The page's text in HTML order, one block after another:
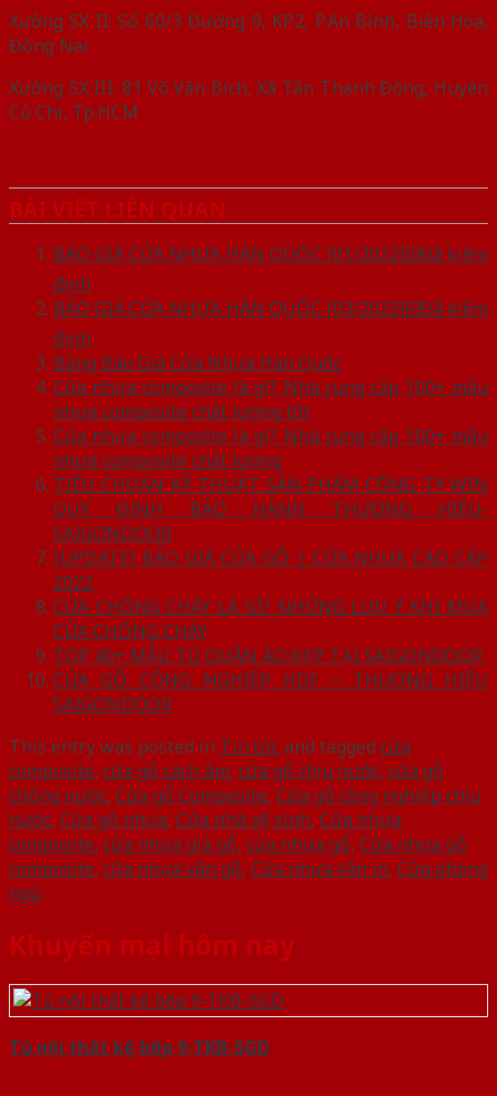
Xưởng SX II: Số 60/3 Đường 9, KP2, P.An Bình, Biên Hòa,
Đồng Nai
Xưởng SX III: 81 Võ Văn Bích, Xã Tân Thạnh Đông, Huyện
Củ Chi, Tp.HCM
BÀI VIẾT LIÊN QUAN
BÁO GIÁ CỬA NHỰA HÀN QUỐC [01/2022]☑️Đã kiểm
định
BÁO GIÁ CỬA NHỰA HÀN QUỐC [03/2022]☑️Đã kiểm
định
Bảng Báo Giá Cửa Nhựa Hàn Quốc
Cửa nhựa composite là gì? Nhà cung cấp 100+ mẫu
nhựa composite chất lượng tốt
Cửa nhựa composite là gì? Nhà cung cấp 100+ mẫu
nhựa composite chất lượng
TIÊU CHUẨN KỸ THUẬT SẢN PHẨM CÔNG TY WIN
QUY ĐỊNH BẢO HÀNH THƯƠNG HIỆU-
SAIGONDOOR
[UPDATE] BÁO GIÁ CỬA GỖ | CỬA NHỰA CAO CẤP
2022
CỬA CHỐNG CHÁY LÀ GÌ? NHỮNG LƯU Ý KHI MUA
CỬA CHỐNG CHÁY
TOP 40+ MẪU TỦ QUẦN ÁO ĐẸP TẠI SAIGONDOOR
CỬA GỖ CÔNG NGHIỆP HDF – THƯƠNG HIỆU
SAIGONDOOR
This entry was posted in Tin tứcand tagged cửa
composite, cửa gỗ cách âm, cửa gỗ chịu nước, cửa gỗ
chống nước, Cửa gỗ Composite, Cửa gỗ công nghiệp chịu
nước, Cửa gỗ nhựa, Cửa nhà vệ sinh, Cửa nhựa
composite, cửa nhựa giả gỗ, cửa nhựa gỗ, Cửa nhựa gỗ
composite, cửa nhựa vân gỗ, Cửa nhựa vân in, Cửa phòng
ngủ.
Khuyến mại hôm nay
Tủ nội thất kệ bếp 9-TKB-SGD